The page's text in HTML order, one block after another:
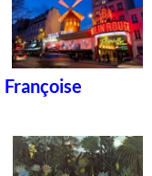
Françoise